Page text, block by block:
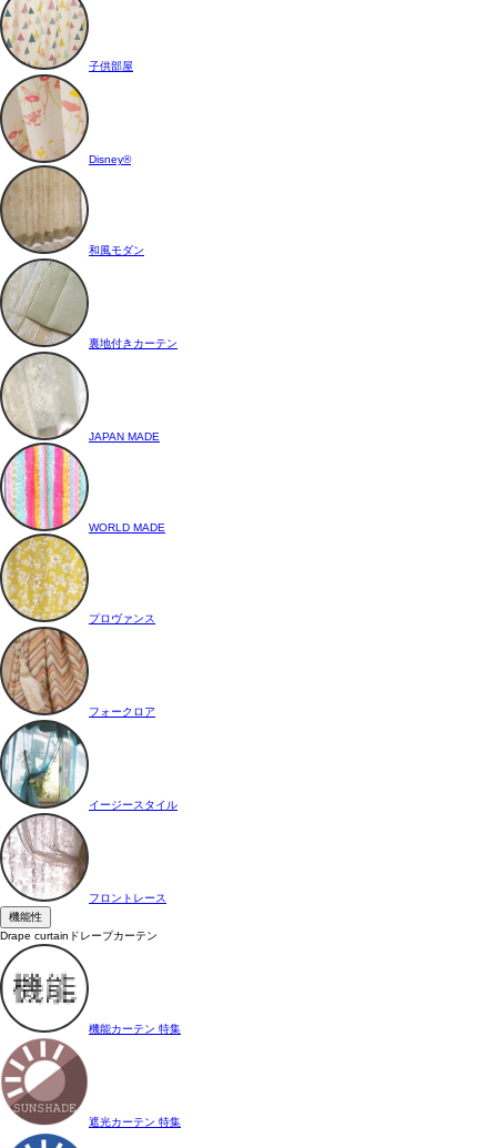
子供部屋
Disney®
和風モダン
裏地付きカーテン
JAPAN MADE
WORLD MADE
プロヴァンス
フォークロア
イージースタイル
フロントレース
機能性
Drape curtain ドレープカーテン
機能カーテン 特集
遮光カーテン 特集